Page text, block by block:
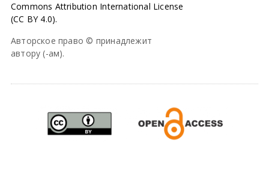
Commons Attribution International License
(CC BY 4.0).
Авторское право © принадлежит
автору (-ам).